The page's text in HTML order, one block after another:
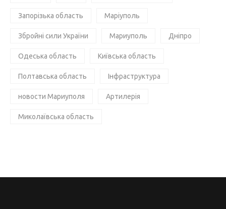
Запорізька область Маріуполь
Збройні сили України Мариуполь Дніпро
Одеська область Київська область
Полтавська область Інфраструктура
новости Мариуполя Артилерія
Миколаївська область